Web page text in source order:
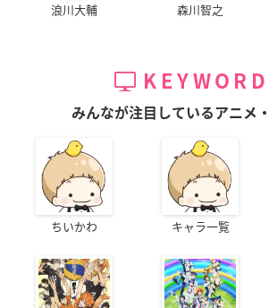
浪川大輔 森川智之
みんなが注目しているアニメ
ちいかわ キャラ一覧